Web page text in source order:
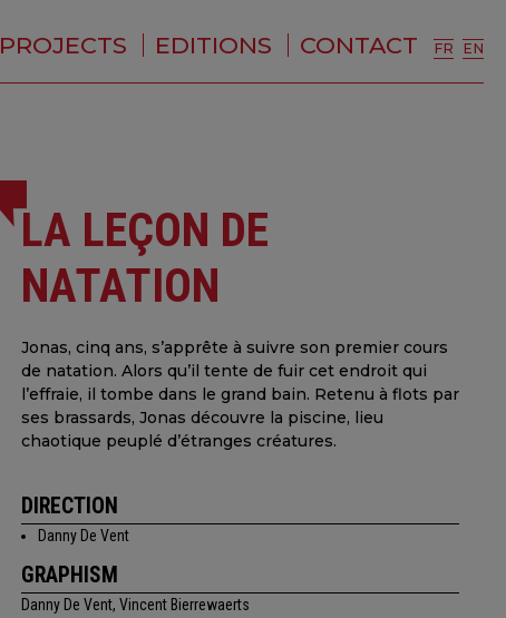
PROJECTS EDITIONS CONTACT FR EN
LA LEÇON DE
NATATION
Jonas, cinq ans, s’apprête à suivre son premier cours
de natation. Alors qu’il tente de fuir cet endroit qui
l’effraie, il tombe dans le grand bain. Retenu à flots par
ses brassards, Jonas découvre la piscine, lieu
chaotique peuplé d’étranges créatures.
DIRECTION
Danny De Vent
GRAPHISM
Danny De Vent, Vincent Bierrewaerts